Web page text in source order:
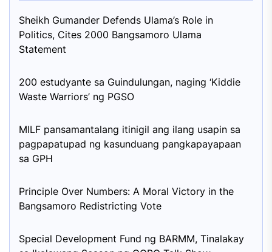
Sheikh Gumander Defends Ulama’s Role in
Politics, Cites 2000 Bangsamoro Ulama
Statement
200 estudyante sa Guindulungan, naging ‘Kiddie
Waste Warriors’ ng PGSO
MILF pansamantalang itinigil ang ilang usapin sa
pagpapatupad ng kasunduang pangkapayapaan
sa GPH
Principle Over Numbers: A Moral Victory in the
Bangsamoro Redistricting Vote
Special Development Fund ng BARMM, Tinalakay